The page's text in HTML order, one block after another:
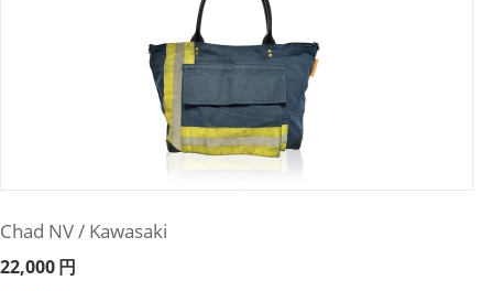
Chad NV / Kawasaki
22,000円